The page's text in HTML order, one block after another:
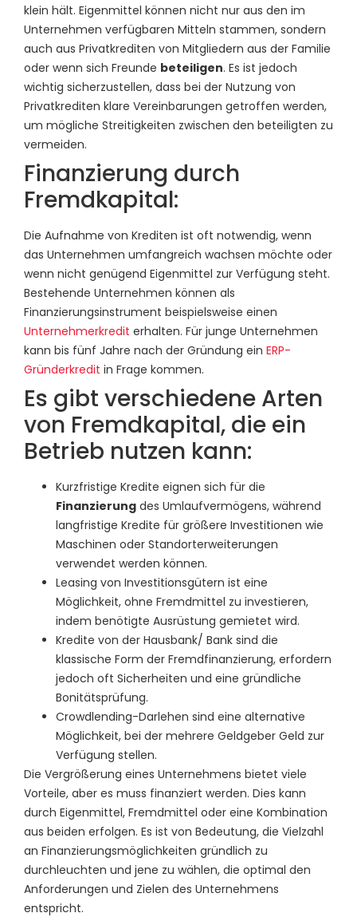
klein hält. Eigenmittel können nicht nur aus den im
Unternehmen verfügbaren Mitteln stammen, sondern
auch aus Privatkrediten von Mitgliedern aus der Familie
oder wenn sich Freunde beteiligen. Es ist jedoch
wichtig sicherzustellen, dass bei der Nutzung von
Privatkrediten klare Vereinbarungen getroffen werden,
um mögliche Streitigkeiten zwischen den beteiligten zu
vermeiden.
Finanzierung durch
Fremdkapital:
Die Aufnahme von Krediten ist oft notwendig, wenn
das Unternehmen umfangreich wachsen möchte oder
wenn nicht genügend Eigenmittel zur Verfügung steht.
Bestehende Unternehmen können als
Finanzierungsinstrument beispielsweise einen
Unternehmerkredit erhalten. Für junge Unternehmen
kann bis fünf Jahre nach der Gründung ein ERP-
Gründerkredit in Frage kommen.
Es gibt verschiedene Arten
von Fremdkapital, die ein
Betrieb nutzen kann:
Kurzfristige Kredite eignen sich für die
Finanzierung des Umlaufvermögens, während
langfristige Kredite für größere Investitionen wie
Maschinen oder Standorterweiterungen
verwendet werden können.
Leasing von Investitionsgütern ist eine
Möglichkeit, ohne Fremdmittel zu investieren,
indem benötigte Ausrüstung gemietet wird.
Kredite von der Hausbank/ Bank sind die
klassische Form der Fremdfinanzierung, erfordern
jedoch oft Sicherheiten und eine gründliche
Bonitätsprüfung.
Crowdlending-Darlehen sind eine alternative
Möglichkeit, bei der mehrere Geldgeber Geld zur
Verfügung stellen.
Die Vergrößerung eines Unternehmens bietet viele
Vorteile, aber es muss finanziert werden. Dies kann
durch Eigenmittel, Fremdmittel oder eine Kombination
aus beiden erfolgen. Es ist von Bedeutung, die Vielzahl
an Finanzierungsmöglichkeiten gründlich zu
durchleuchten und jene zu wählen, die optimal den
Anforderungen und Zielen des Unternehmens
entspricht.